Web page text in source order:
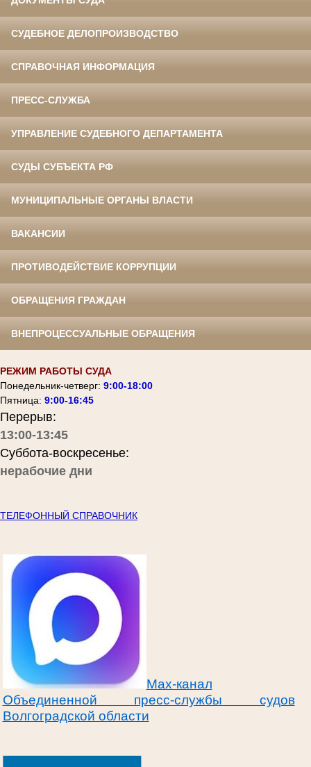
СУДЕБНОЕ ДЕЛОПРОИЗВОДСТВО
СПРАВОЧНАЯ ИНФОРМАЦИЯ
ПРЕСС-СЛУЖБА
УПРАВЛЕНИЕ СУДЕБНОГО ДЕПАРТАМЕНТА
СУДЫ СУБЪЕКТА РФ
МУНИЦИПАЛЬНЫЕ ОРГАНЫ ВЛАСТИ
ВАКАНСИИ
ПРОТИВОДЕЙСТВИЕ КОРРУПЦИИ
ОБРАЩЕНИЯ ГРАЖДАН
ВНЕПРОЦЕССУАЛЬНЫЕ ОБРАЩЕНИЯ
РЕЖИМ РАБОТЫ СУДА
Понедельник-четверг: 9:00-18:00
Пятница: 9:00-16:45
Перерыв:
13:00-13:45
Суббота-воскресенье:
нерабочие дни
ТЕЛЕФОННЫЙ СПРАВОЧНИК
Max-канал
Объединенной пресс-службы судов
Волгоградской области